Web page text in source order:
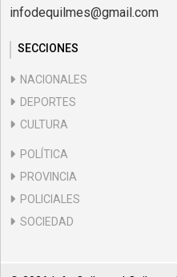
infodequilmes@gmail.com
SECCIONES
NACIONALES
DEPORTES
CULTURA
POLÍTICA
PROVINCIA
POLICIALES
SOCIEDAD